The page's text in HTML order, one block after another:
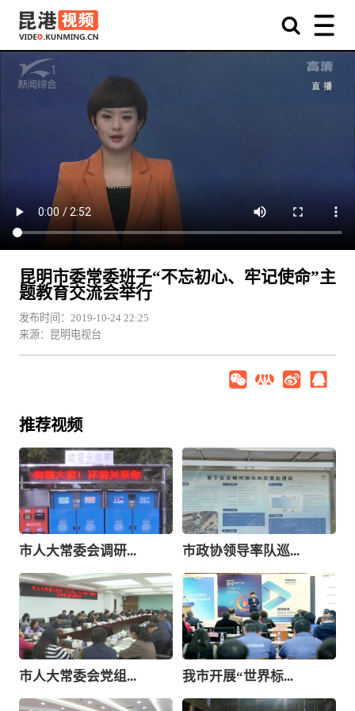
昆明市委常委班子“不忘初心、牢记使命”主
题教育交流会举行
发布时间：2019-10-24 22:25
来源：昆明电视台
推荐视频
市人大常委会调研... 市政协领导率队巡...
市人大常委会党组... 我市开展“世界标...